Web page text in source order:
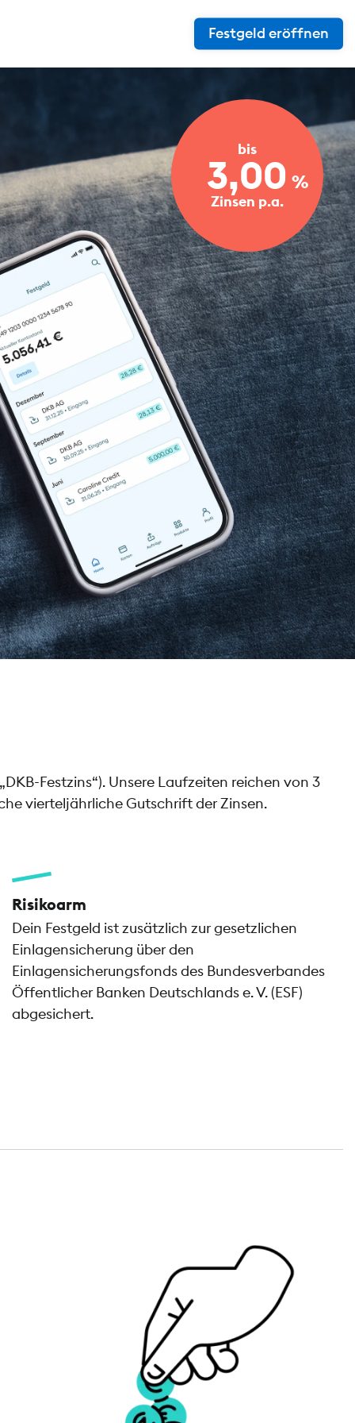
Festgeld eröffnen
bis
3,00 %
Zinsen p.a.
Festzins“). Unsere Laufzeiten reichen von 3
vierteljährliche Gutschrift der Zinsen.
Risikoarm
Dein Festgeld ist zusätzlich zur gesetzlichen
Einlagensicherung über den
Einlagensicherungsfonds des Bundesverbandes
Öffentlicher Banken Deutschlands e. V. (ESF)
abgesichert.